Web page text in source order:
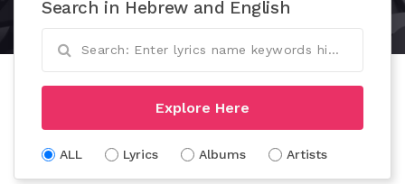
Search in Hebrew and English
Explore Here
ALL Lyrics Albums Artists